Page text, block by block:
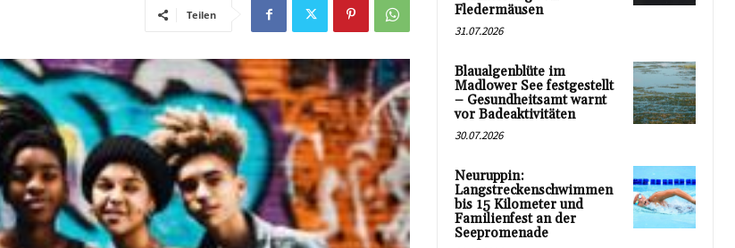
Teilen
Fledermäusen
31.07.2026
Blaualgenblüte im
Madlower See festgestellt
– Gesundheitsamt warnt
vor Badeaktivitäten
30.07.2026
Neuruppin:
Langstreckenschwimmen
bis 15 Kilometer und
Familienfest an der
Seepromenade